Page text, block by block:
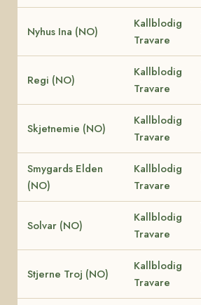
Nyhus Ina (NO)
Kallblodig
Travare
Regi (NO)
Kallblodig
Travare
Skjetnemie (NO)
Kallblodig
Travare
Smygards Elden
(NO)
Kallblodig
Travare
Solvar (NO)
Kallblodig
Travare
Stjerne Troj (NO)
Kallblodig
Travare